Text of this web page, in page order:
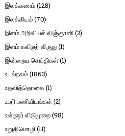
இலக்கணம்(128)
இலக்கியம்(70)
இளம் அறிவியல் விஞ்ஞானி(2)
இளம் கவிஞர் விருது(1)
இன்றைய செய்திகள்(1)
உடல்நலம்(1863)
உதவித்தொகை(1)
உபரி பணியிடங்கள்(2)
உள்ளூர் விடுமுறை(98)
உறுதிமொழி(11)